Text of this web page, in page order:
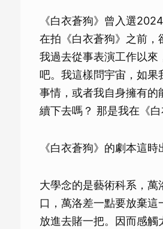
《白衣蒼狗》曾入選
在拍《白衣蒼狗》之前，
我過去從事表演工作以來
吧。我這樣問宇宙，如果
事情，或者我自身擁有的
續下去嗎？ 那是我在《
《白衣蒼狗》的劇本這
大學念的是藝術科系，
口，萬洛差一點要放棄
放進去賭一把。因而感